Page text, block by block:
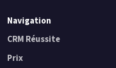
Navigation
CRM Réussite
Prix